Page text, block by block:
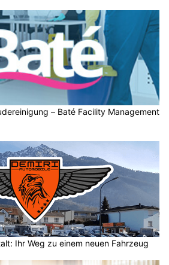
– Baté Facility Management
Ihr Weg zu einem neuen Fahrzeug